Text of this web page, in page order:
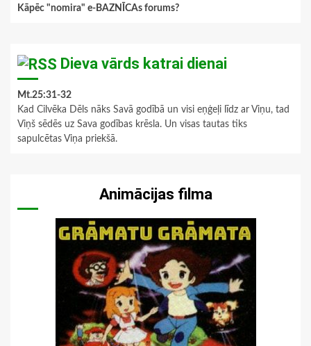
Kāpēc "nomira" e-BAZNĪCAs forums?
Dieva vārds katrai dienai
Mt.25:31-32
Kad Cilvēka Dēls nāks Savā godībā un visi eņģeļi līdz ar Viņu, tad
Viņš sēdēs uz Sava godības krēsla. Un visas tautas tiks
sapulcētas Viņa priekšā.
Animācijas filma